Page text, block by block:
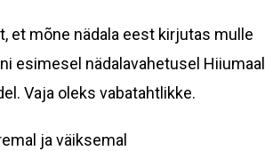
et mõne nädala eest kirjutas mulle
esimesel nädalavahetusel Hiiumaal
Vaja oleks vabatahtlikke.
ja väiksemal